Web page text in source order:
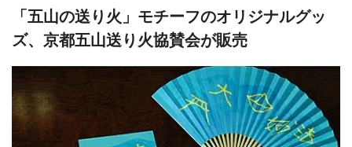
「五山の送り火」モチーフのオリジナルグッ
ズ、京都五山送り火協賛会が販売